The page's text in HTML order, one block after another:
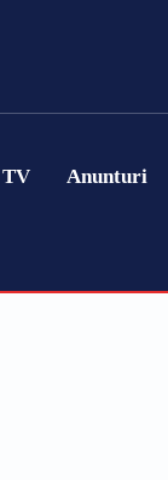
Anunturi